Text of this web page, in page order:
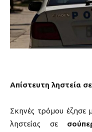
Απίστευτη ληστεία
Σκηνές τρόμου έζησε
ληστείας σε